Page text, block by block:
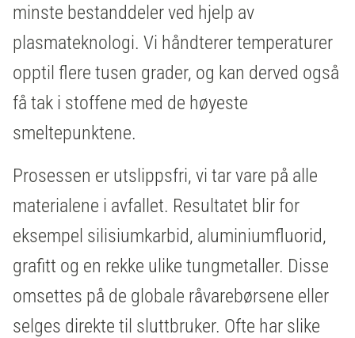
minste bestanddeler ved hjelp av
plasmateknologi. Vi håndterer temperaturer
opptil flere tusen grader, og kan derved også
få tak i stoffene med de høyeste
smeltepunktene.
Prosessen er utslippsfri, vi tar vare på alle
materialene i avfallet. Resultatet blir for
eksempel silisiumkarbid, aluminiumfluorid,
grafitt og en rekke ulike tungmetaller. Disse
omsettes på de globale råvarebørsene eller
selges direkte til sluttbruker. Ofte har slike